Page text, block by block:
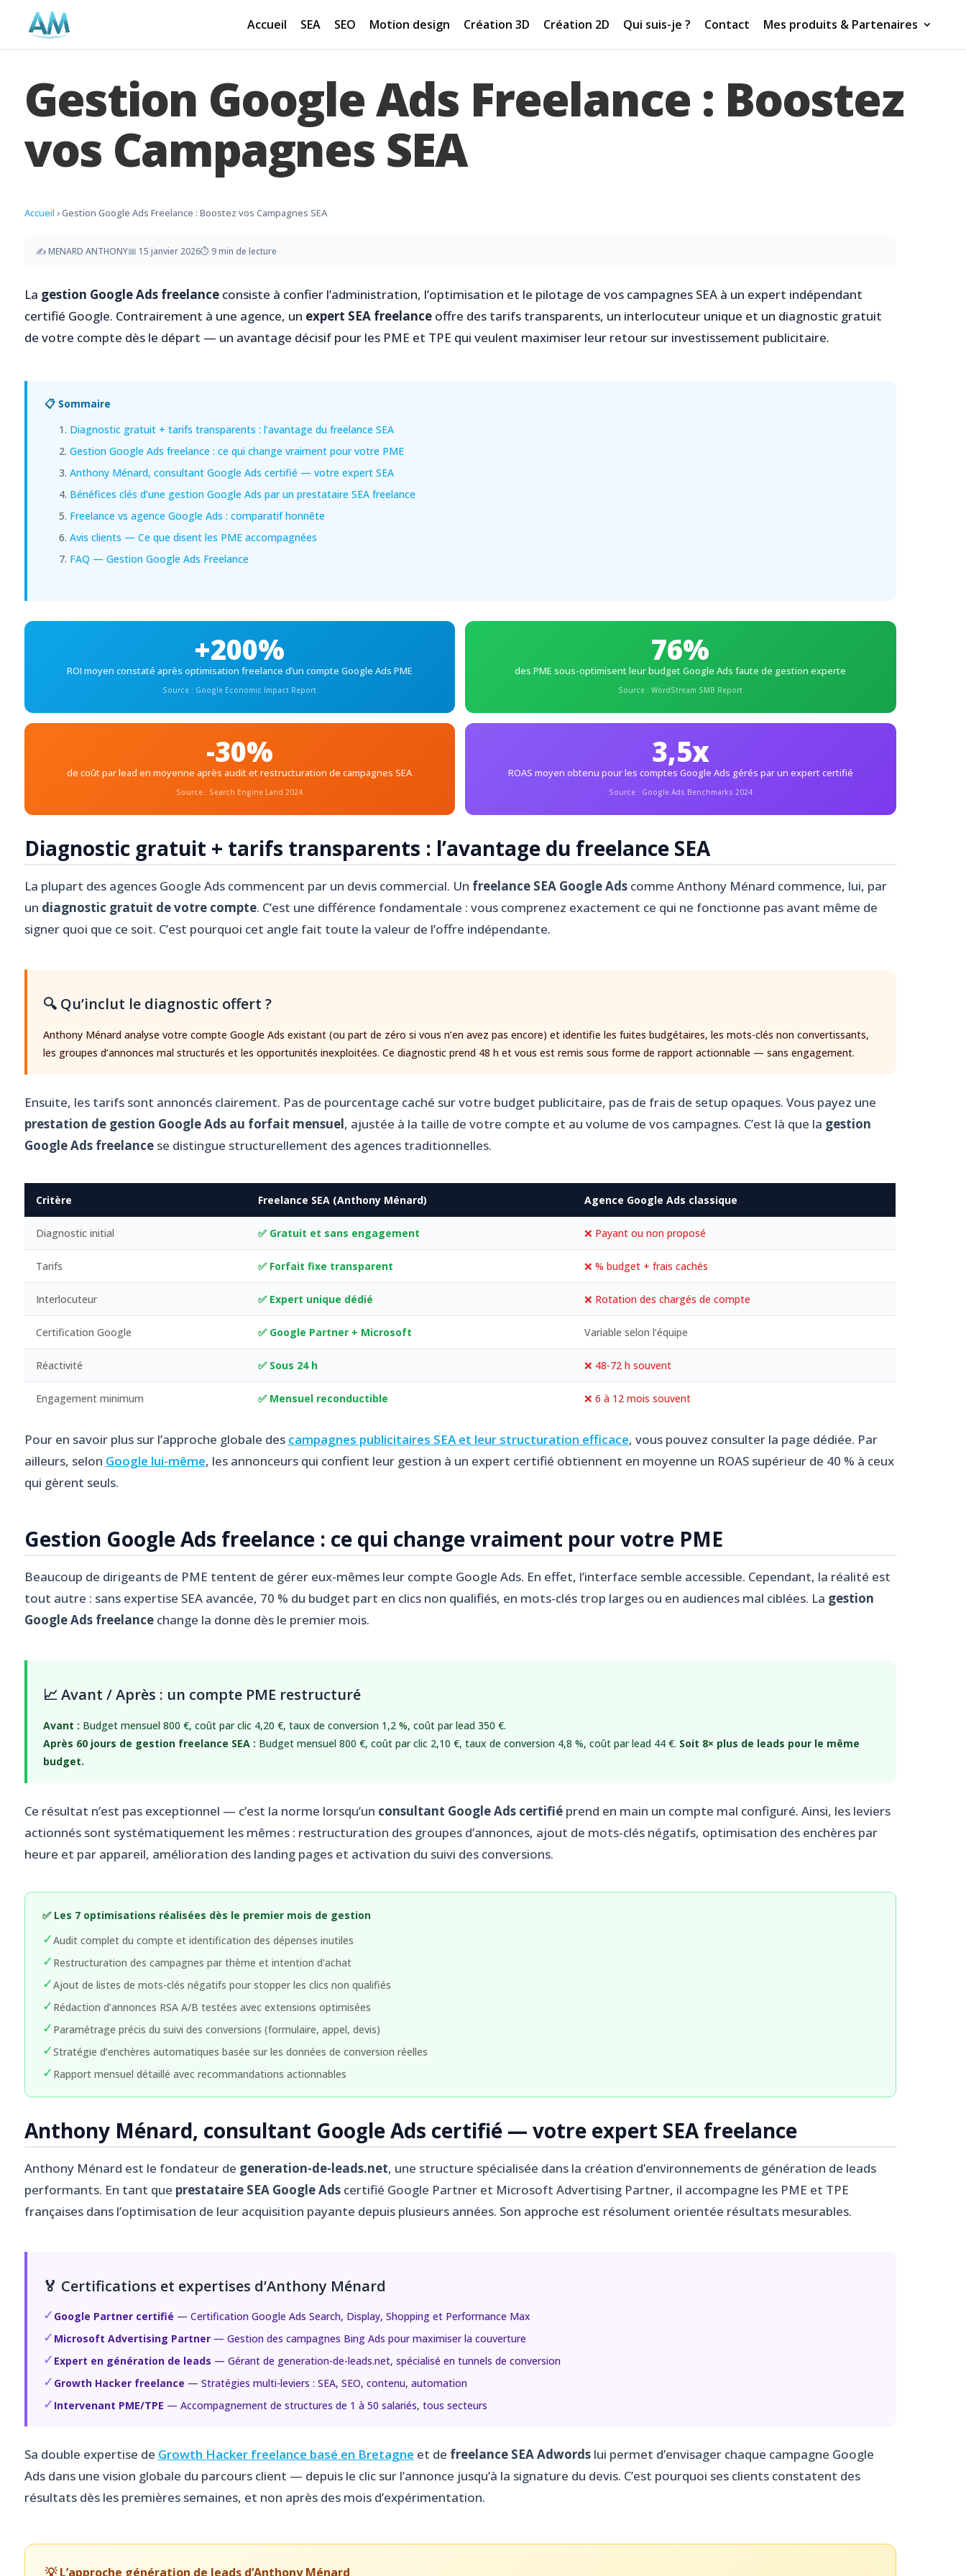
Accueil SEA SEO Motion design Création 3D Création 2D Qui suis-je ? Contact Mes produits & Partenaires
Gestion Google Ads Freelance : Boostez
vos Campagnes SEA
Accueil ›Gestion Google Ads Freelance : Boostez vos Campagnes SEA
✍️MENARD ANTHONY📅 15 janvier 2026⏱️ 9 min de lecture
La gestion Google Ads freelanceconsiste à confier l’administration, l’optimisation et le pilotage de vos campagnes SEA à un expert indépendant
certifié Google. Contrairement à une agence, un expert SEA freelanceoffre des tarifs transparents, un interlocuteur unique et un diagnostic gratuit
de votre compte dès le départ — un avantage décisif pour les PME et TPE qui veulent maximiser leur retour sur investissement publicitaire.
📋 Sommaire
Diagnostic gratuit + tarifs transparents : l’avantage du freelance SEA
Gestion Google Ads freelance : ce qui change vraiment pour votre PME
Anthony Ménard, consultant Google Ads certifié — votre expert SEA
Bénéfices clés d’une gestion Google Ads par un prestataire SEA freelance
Freelance vs agence Google Ads : comparatif honnête
Avis clients — Ce que disent les PME accompagnées
FAQ — Gestion Google Ads Freelance
+200%
ROI moyen constaté après optimisation freelance d’un compte Google Ads PME
Source : Google Economic Impact Report
76%
des PME sous-optimisent leur budget Google Ads faute de gestion experte
Source : WordStream SMB Report
-30%
de coût par lead en moyenne après audit et restructuration de campagnes SEA
Source : Search Engine Land 2024
3,5x
ROAS moyen obtenu pour les comptes Google Ads gérés par un expert certifié
Source : Google Ads Benchmarks 2024
Diagnostic gratuit + tarifs transparents : l’avantage du freelance SEA
La plupart des agences Google Ads commencent par un devis commercial. Un freelance SEA Google Adscomme Anthony Ménard commence, lui, par
un diagnostic gratuit de votre compte. C’est une différence fondamentale : vous comprenez exactement ce qui ne fonctionne pas avant même de
signer quoi que ce soit. C’est pourquoi cet angle fait toute la valeur de l’offre indépendante.
🔍 Qu’inclut le diagnostic offert ?
Anthony Ménard analyse votre compte Google Ads existant (ou part de zéro si vous n’en avez pas encore) et identifie les fuites budgétaires, les mots-clés non convertissants,
les groupes d’annonces mal structurés et les opportunités inexploitées. Ce diagnostic prend 48 h et vous est remis sous forme de rapport actionnable — sans engagement.
Ensuite, les tarifs sont annoncés clairement. Pas de pourcentage caché sur votre budget publicitaire, pas de frais de setup opaques. Vous payez une
prestation de gestion Google Ads au forfait mensuel, ajustée à la taille de votre compte et au volume de vos campagnes. C’est là que la gestion
Google Ads freelancese distingue structurellement des agences traditionnelles.
Critère Freelance SEA (Anthony Ménard) Agence Google Ads classique
Diagnostic initial ✅ Gratuit et sans engagement ❌ Payant ou non proposé
Tarifs ✅ Forfait fixe transparent ❌ % budget + frais cachés
Interlocuteur ✅ Expert unique dédié ❌ Rotation des chargés de compte
Certification Google ✅ Google Partner + Microsoft Variable selon l’équipe
Réactivité ✅ Sous 24 h ❌ 48-72 h souvent
Engagement minimum ✅ Mensuel reconductible ❌ 6 à 12 mois souvent
Pour en savoir plus sur l’approche globale des campagnes publicitaires SEA et leur structuration efficace, vous pouvez consulter la page dédiée. Par
ailleurs, selon Google lui-même, les annonceurs qui confient leur gestion à un expert certifié obtiennent en moyenne un ROAS supérieur de 40 % à ceux
qui gèrent seuls.
Gestion Google Ads freelance : ce qui change vraiment pour votre PME
Beaucoup de dirigeants de PME tentent de gérer eux-mêmes leur compte Google Ads. En effet, l’interface semble accessible. Cependant, la réalité est
tout autre : sans expertise SEA avancée, 70 % du budget part en clics non qualifiés, en mots-clés trop larges ou en audiences mal ciblées. La gestion
Google Ads freelancechange la donne dès le premier mois.
📈 Avant / Après : un compte PME restructuré
Avant : Budget mensuel 800 €, coût par clic 4,20 €, taux de conversion 1,2 %, coût par lead 350 €.
Après 60 jours de gestion freelance SEA : Budget mensuel 800 €, coût par clic 2,10 €, taux de conversion 4,8 %, coût par lead 44 €. Soit 8× plus de leads pour le même
budget.
Ce résultat n’est pas exceptionnel — c’est la norme lorsqu’un consultant Google Ads certifiéprend en main un compte mal configuré. Ainsi, les leviers
actionnés sont systématiquement les mêmes : restructuration des groupes d’annonces, ajout de mots-clés négatifs, optimisation des enchères par
heure et par appareil, amélioration des landing pages et activation du suivi des conversions.
✅ Les 7 optimisations réalisées dès le premier mois de gestion
✓Audit complet du compte et identification des dépenses inutiles
✓ Restructuration des campagnes par thème et intention d’achat
✓Ajout de listes de mots-clés négatifs pour stopper les clics non qualifiés
✓ Rédaction d’annonces RSA A/B testées avec extensions optimisées
✓ Paramétrage précis du suivi des conversions (formulaire, appel, devis)
✓Stratégie d’enchères automatiques basée sur les données de conversion réelles
✓ Rapport mensuel détaillé avec recommandations actionnables
Anthony Ménard, consultant Google Ads certifié — votre expert SEA freelance
Anthony Ménard est le fondateur de generation-de-leads.net, une structure spécialisée dans la création d’environnements de génération de leads
performants. En tant que prestataire SEA Google Adscertifié Google Partner et Microsoft Advertising Partner, il accompagne les PME et TPE
françaises dans l’optimisation de leur acquisition payante depuis plusieurs années. Son approche est résolument orientée résultats mesurables.
🏅 Certifications et expertises d’Anthony Ménard
✓ Google Partner certifié — Certification Google Ads Search, Display, Shopping et Performance Max
✓ Microsoft Advertising Partner— Gestion des campagnes Bing Ads pour maximiser la couverture
✓ Expert en génération de leads — Gérant de generation-de-leads.net, spécialisé en tunnels de conversion
✓ Growth Hacker freelance — Stratégies multi-leviers : SEA, SEO, contenu, automation
✓ Intervenant PME/TPE — Accompagnement de structures de 1 à 50 salariés, tous secteurs
Sa double expertise de Growth Hacker freelance basé en Bretagne et de freelance SEA Adwordslui permet d’envisager chaque campagne Google
Ads dans une vision globale du parcours client — depuis le clic sur l’annonce jusqu’à la signature du devis. C’est pourquoi ses clients constatent des
résultats dès les premières semaines, et non après des mois d’expérimentation.
💡 L’approche génération de leads d’Anthony Ménard